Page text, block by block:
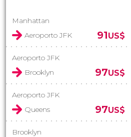
Manhattan
Aeroporto JFK
91US$
Aeroporto JFK
Brooklyn
97US$
Aeroporto JFK
Queens
97US$
Brooklyn